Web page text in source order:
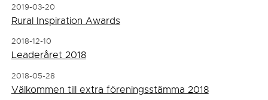
2019-03-20
Rural Inspiration Awards
2018-12-10
Leaderåret 2018
2018-05-28
Välkommen till extra föreningsstämma 2018